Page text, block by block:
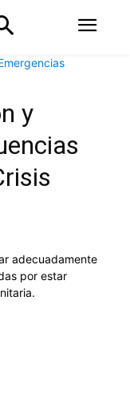
y
adecuadamente
por estar